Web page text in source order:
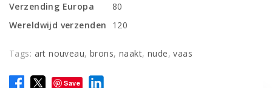
Verzending Europa
80
Wereldwijd verzenden
120
Tags: art nouveau, brons, naakt, nude,vaas
Save